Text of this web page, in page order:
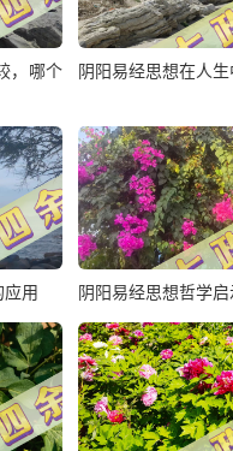
，哪个
阴阳易经思想在人
应用 阴阳易经思想哲学启